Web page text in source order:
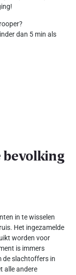
dan 5 min als
bevolking
in te wisselen
Het ingezamelde
worden voor
is immers
de slachtoffers in
alle andere